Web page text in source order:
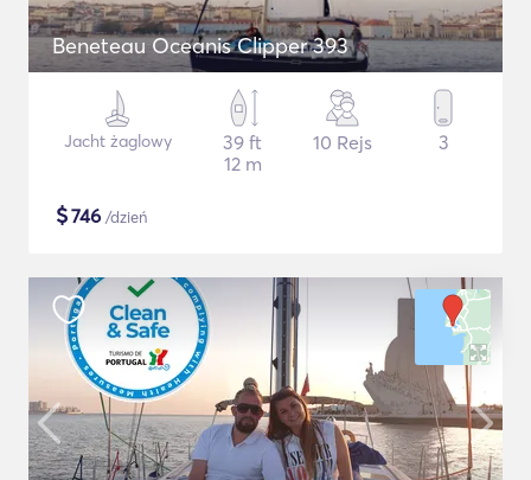
Beneteau Oceanis Clipper 393
Jacht żaglowy
39 ft
12 m
10 Rejs 3
$746 /dzień